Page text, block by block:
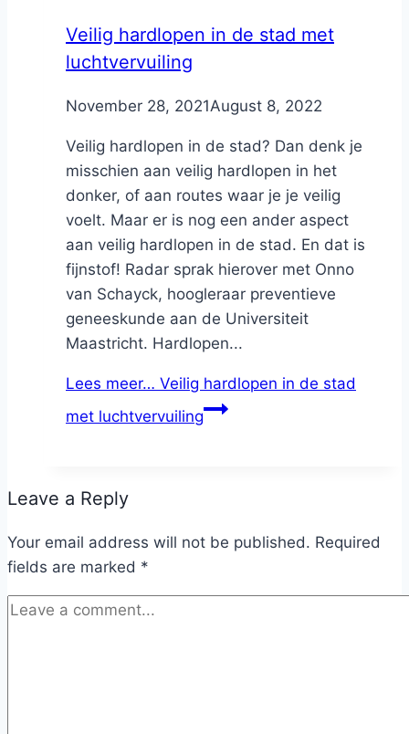
Veilig hardlopen in de stad met
luchtvervuiling
ByNicole
November 28, 2021August 8, 2022
Veilig hardlopen in de stad? Dan denk je
misschien aan veilig hardlopen in het
donker, of aan routes waar je je veilig
voelt. Maar er is nog een ander aspect
aan veilig hardlopen in de stad. En dat is
fijnstof! Radar sprak hierover met Onno
van Schayck, hoogleraar preventieve
geneeskunde aan de Universiteit
Maastricht. Hardlopen...
Lees meer… Veilig hardlopen in de stad
met luchtvervuiling
Leave a Reply
Your email address will not be published. Required
fields are marked *